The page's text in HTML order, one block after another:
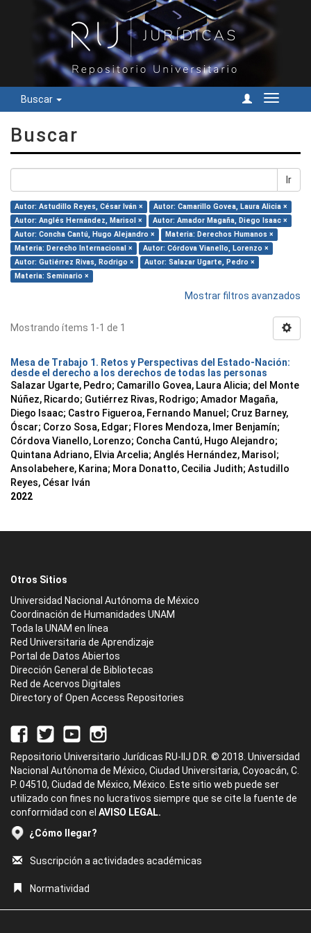
Buscar
Cambiar
Buscar
Ir
Autor: Astudillo Reyes, César Iván ×
Autor: Camarillo Govea, Laura Alicia ×
Autor: Anglés Hernández, Marisol ×
Autor: Amador Magaña, Diego Isaac ×
Autor: Concha Cantú, Hugo Alejandro ×
Materia: Derechos Humanos ×
Materia: Derecho Internacional ×
Autor: Córdova Vianello, Lorenzo ×
Autor: Gutiérrez Rivas, Rodrigo ×
Autor: Salazar Ugarte, Pedro ×
Materia: Seminario ×
Mostrar filtros avanzados
Mostrando ítems 1-1 de 1
Mesa de Trabajo 1. Retos y Perspectivas del Estado-Nación:
desde el derecho a los derechos de todas las personas
Salazar Ugarte, Pedro; Camarillo Govea, Laura Alicia; del Monte
Núñez, Ricardo; Gutiérrez Rivas, Rodrigo; Amador Magaña,
Diego Isaac; Castro Figueroa, Fernando Manuel ; Cruz Barney,
Óscar; Corzo Sosa, Edgar; Flores Mendoza, Imer Benjamín;
Córdova Vianello, Lorenzo; Concha Cantú, Hugo Alejandro;
Quintana Adriano, Elvia Arcelia; Anglés Hernández, Marisol ;
Ansolabehere, Karina; Mora Donatto, Cecilia Judith; Astudillo
Reyes, César Iván
2022
Otros Sitios
Universidad Nacional Autónoma de México
Coordinación de Humanidades UNAM
Toda la UNAM en línea
Red Universitaria de Aprendizaje
Portal de Datos Abiertos
Dirección General de Bibliotecas
Red de Acervos Digitales
Directory of Open Access Repositories
Repositorio Universitario Jurídicas RU-IIJ D.R. © 2018. Universidad
Nacional Autónoma de México, Ciudad Universitaria, Coyoacán, C.
P. 04510, Ciudad de México, México. Este sitio web puede ser
utilizado con fines no lucrativos siempre que se cite la fuente de
conformidad con el AVISO LEGAL.
¿Cómo llegar?
Suscripción a actividades académicas
Normatividad